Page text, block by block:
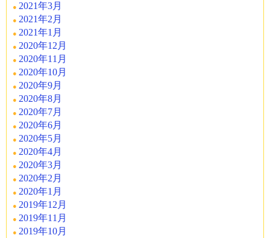
2021年3月
2021年2月
2021年1月
2020年12月
2020年11月
2020年10月
2020年9月
2020年8月
2020年7月
2020年6月
2020年5月
2020年4月
2020年3月
2020年2月
2020年1月
2019年12月
2019年11月
2019年10月